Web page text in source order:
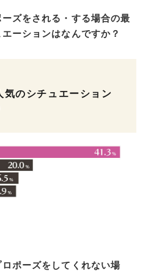
ズをされる・する場合の最
ーションはなんですか？
気のシチュエーション
ポーズをしてくれない場